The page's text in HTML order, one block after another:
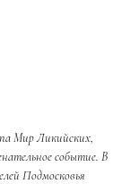
Мир Ликийских,
событие. В
Подмосковья